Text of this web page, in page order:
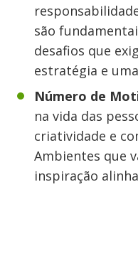
são
desafios que
estratégia e
Número de
na vida das
criatividade e
Ambientes que
inspiração